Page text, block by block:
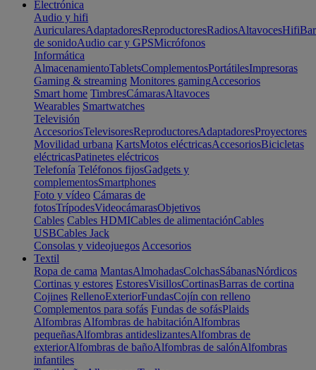
Electrónica
Audio y hifi
AuricularesAdaptadoresReproductoresRadiosAltavocesHifi
de sonidoAudio car y GPSMicrófonos
Informática
AlmacenamientoTabletsComplementosPortátilesImpresoras
Gaming & streaming Monitores gamingAccesorios
Smart home TimbresCámarasAltavoces
Wearables Smartwatches
Televisión
AccesoriosTelevisoresReproductoresAdaptadoresProyectores
Movilidad urbana KartsMotos eléctricasAccesoriosBicicletas
eléctricasPatinetes eléctricos
Telefonía Teléfonos fijosGadgets y
complementosSmartphones
Foto y vídeo Cámaras de
fotosTrípodesVideocámarasObjetivos
Cables Cables HDMICables de alimentaciónCables
USBCables Jack
Consolas y videojuegos Accesorios
Textil
Ropa de cama MantasAlmohadasColchasSábanasNórdicos
Cortinas y estores EstoresVisillosCortinasBarras de cortina
Cojines RellenoExteriorFundasCojín con relleno
Complementos para sofás Fundas de sofásPlaids
Alfombras Alfombras de habitaciónAlfombras
pequeñasAlfombras antideslizantesAlfombras de
exteriorAlfombras de bañoAlfombras de salónAlfombras
infantiles